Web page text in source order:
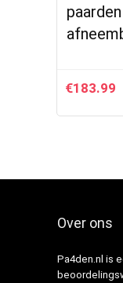
€183.99
Over ons
Pa4den.nl is